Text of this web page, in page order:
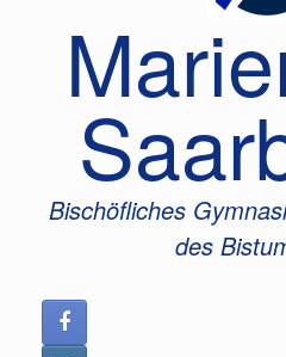
Bischöfliches
des